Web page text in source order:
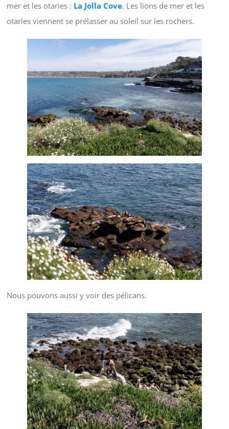
mer et les otaries : La Jolla Cove. Les lions de mer et les
otaries viennent se prélasser au soleil sur les rochers.
Nous pouvons aussi y voir des pélicans.